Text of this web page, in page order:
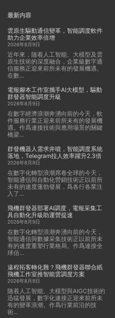
最新内容
雲原生驅動通信變革，智能調度軟件
助力企業效率倍增
2026年8月9日
近年來，随着人工智能、大模型及雲
原生技術的深度融合，企業級數字通
信服務正迎來前所未有的發展機遇。
在數...
電報腳本工作室攜手AI大模型，驅動
群發器智能調度升級
2026年8月9日
在數字經濟浪潮奔湧向前的今天，軟
件服務行業正迎來前所未有的發展機
遇。作爲連接技術與應用場景的關鍵
橋梁...
群發機器人需求井噴，智能調度系統
落地，Telegram拉人效率躍升2.3倍
2026年8月9日
在數字化轉型浪潮席卷全球的今天，
智能通信與自動化營銷技術正以前所
未有的速度蓬勃發展，爲各行各業注
入了...
飛機群發器部署AI調度，電報采集工
具自動化升級助運營提速
2026年8月9日
在數字化轉型浪潮奔湧向前的今天，
智能通信與數據采集技術正以前所未
有的速度重塑行業格局。作爲連接全
球信...
遠程拓客轉化難？飛機群發器聯合紙
飛機工作室推智能雲調度方案
2026年8月9日
随着人工智能、大模型與AIGC技術的
迅猛發展，數字化連接正迎來前所未
有的變革浪潮。作爲行業前沿的技
術...